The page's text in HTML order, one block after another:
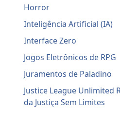
Horror
Inteligência Artificial (IA)
Interface Zero
Jogos Eletrônicos de RPG
Juramentos de Paladino
Justice League Unlimited
da Justiça Sem Limites